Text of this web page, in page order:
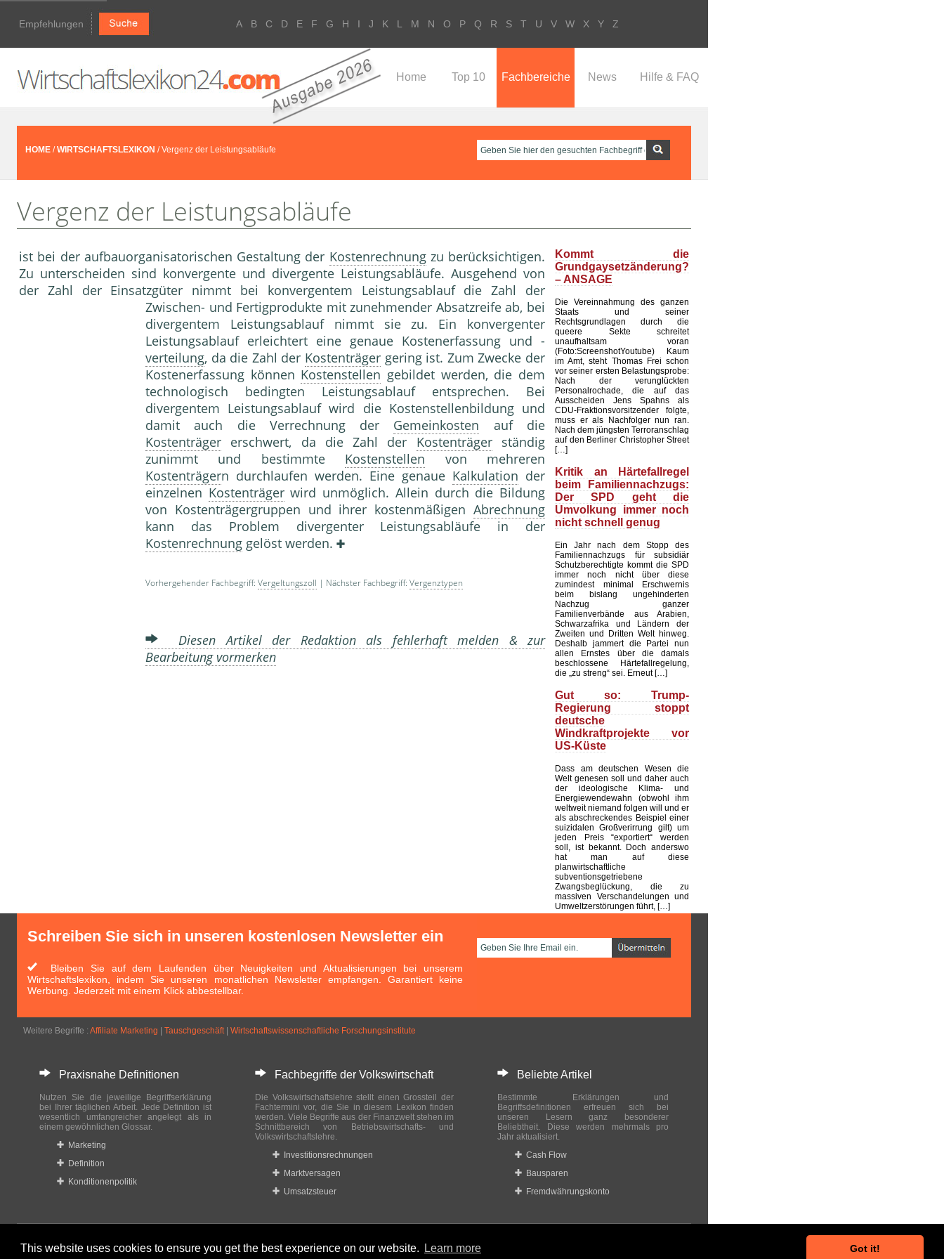
This website uses cookies to ensure you get the best experience on our website. Learn more Got it!
Empfehlungen A B C D E F G H I J K L M N O P Q R S T U V W X Y Z
Home Top 10 Fachbereiche News Hilfe & FAQ
HOME /WIRTSCHAFTSLEXIKON / Vergenz der Leistungsabläufe
Vergenz der Leistungsabläufe
ist bei der aufbauorganisatorischen Gestaltung der Kostenrechnungzu berücksichtigen.
Zu unterscheiden sind konvergente und divergente Leistungsabläufe. Ausgehend von
der Zahl der Einsatzgüter nimmt bei konvergentem Leistungsablauf die Zahl der
Zwischen- und Fertigprodukte mit zunehmender Absatzreife ab, bei
divergentem Leistungsablauf nimmt sie zu. Ein konvergenter
Leistungsablauf erleichtert eine genaue Kostenerfassung und -
verteilung, da die Zahl der Kostenträger gering ist. Zum Zwecke der
Kostenerfassung können Kostenstellen gebildet werden, die dem
technologisch bedingten Leistungsablauf entsprechen. Bei
divergentem Leistungsablauf wird die Kostenstellenbildung und
damit auch die Verrechnung der Gemeinkosten auf die
Kostenträger erschwert, da die Zahl der Kostenträgerständig
zunimmt und bestimmte Kostenstellen von mehreren
Kostenträgern durchlaufen werden. Eine genaue Kalkulation der
einzelnen Kostenträgerwird unmöglich. Allein durch die Bildung
von Kostenträgergruppen und ihrer kostenmäßigen Abrechnung
kann das Problem divergenter Leistungsabläufe in der
Kostenrechnung gelöst werden.
Vorhergehender Fachbegriff: Vergeltungszoll | Nächster Fachbegriff: Vergenztypen
Diesen Artikel der Redaktion als fehlerhaft melden & zur
Bearbeitung vormerken
Kommt die
Grundgaysetzänderung?
– ANSAGE
Die Vereinnahmung des ganzen
Staats und seiner
Rechtsgrundlagen durch die
queere Sekte schreitet
unaufhaltsam voran
(Foto:ScreenshotYoutube) Kaum
im Amt, steht Thomas Frei schon
vor seiner ersten Belastungsprobe:
Nach der verunglückten
Personalrochade, die auf das
Ausscheiden Jens Spahns als
CDU-Fraktionsvorsitzender folgte,
muss er als Nachfolger nun ran.
Nach dem jüngsten Terroranschlag
auf den Berliner Christopher Street
[…]
Kritik an Härtefallregel
beim Familiennachzugs:
Der SPD geht die
Umvolkung immer noch
nicht schnell genug
Ein Jahr nach dem Stopp des
Familiennachzugs für subsidiär
Schutzberechtigte kommt die SPD
immer noch nicht über diese
zumindest minimal Erschwernis
beim bislang ungehinderten
Nachzug ganzer
Familienverbände aus Arabien,
Schwarzafrika und Ländern der
Zweiten und Dritten Welt hinweg.
Deshalb jammert die Partei nun
allen Ernstes über die damals
beschlossene Härtefallregelung,
die „zu streng“ sei. Erneut […]
Gut so: Trump-
Regierung stoppt
deutsche
Windkraftprojekte vor
US-Küste
Dass am deutschen Wesen die
Welt genesen soll und daher auch
der ideologische Klima- und
Energiewendewahn (obwohl ihm
weltweit niemand folgen will und er
als abschreckendes Beispiel einer
suizidalen Großverirrung gilt) um
jeden Preis “exportiert“ werden
soll, ist bekannt. Doch anderswo
hat man auf diese
planwirtschaftliche
subventionsgetriebene
Zwangsbeglückung, die zu
massiven Verschandelungen und
Umweltzerstörungen führt, […]
Schreiben Sie sich in unseren kostenlosen Newsletter ein
Bleiben Sie auf dem Laufenden über Neuigkeiten und Aktualisierungen bei unserem
Wirtschaftslexikon, indem Sie unseren monatlichen Newsletter empfangen. Garantiert keine
Werbung. Jederzeit mit einem Klick abbestellbar.
Weitere Begriffe : Affiliate Marketing Tauschgeschäft| Wirtschaftswissenschaftliche Forschungsinstitute
Praxisnahe Definitionen
Nutzen Sie die jeweilige Begriffserklärung
bei Ihrer täglichen Arbeit. Jede Definition ist
wesentlich umfangreicher angelegt als in
einem gewöhnlichen Glossar.
Marketing
Definition
Konditionenpolitik
Fachbegriffe der Volkswirtschaft
Die Volkswirtschaftslehre stellt einen Grossteil der
Fachtermini vor, die Sie in diesem Lexikon finden
werden. Viele Begriffe aus der Finanzwelt stehen im
Schnittbereich von Betriebswirtschafts- und
Volkswirtschaftslehre.
Investitionsrechnungen
Marktversagen
Umsatzsteuer
Beliebte Artikel
Bestimmte Erklärungen und
Begriffsdefinitionen erfreuen sich bei
unseren Lesern ganz besonderer
Beliebtheit. Diese werden mehrmals pro
Jahr aktualisiert.
Cash Flow
Bausparen
Fremdwährungskonto